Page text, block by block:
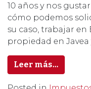
10 años y nos
cómo podemos
su caso, trabajar en
propiedad en Javea
Leer más…